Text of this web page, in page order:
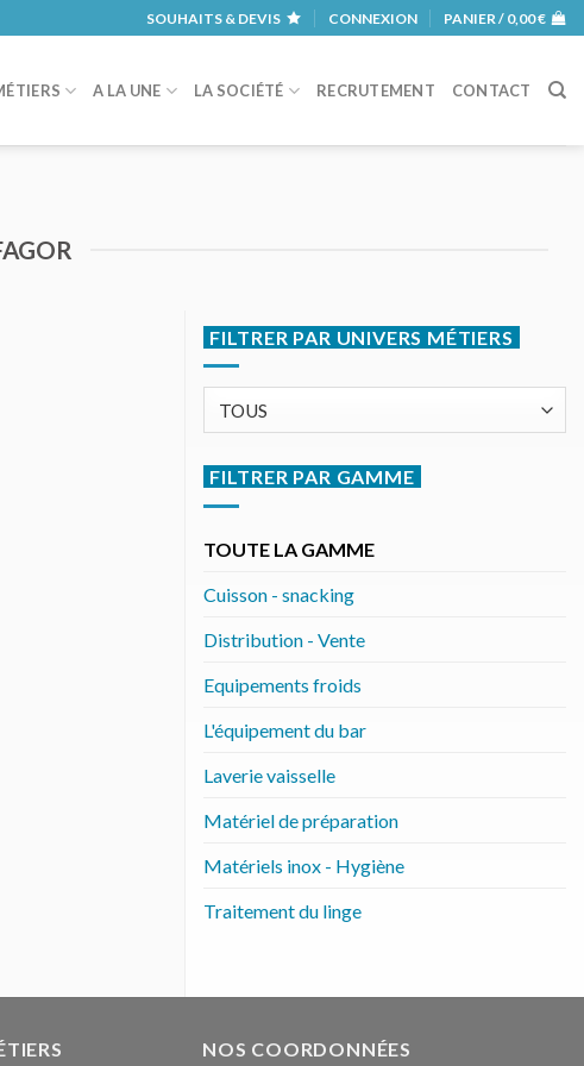
SOUHAITS & DEVIS CONNEXION PANIER / 0,00€
A LA UNE LA SOCIÉTÉ RECRUTEMENT CONTACT
FILTRER PAR UNIVERS MÉTIERS
FILTRER PAR GAMME
TOUTE LA GAMME
Cuisson - snacking
Distribution - Vente
Equipements froids
L'équipement du bar
Laverie vaisselle
Matériel de préparation
Matériels inox - Hygiène
Traitement du linge
NOS COORDONNÉES